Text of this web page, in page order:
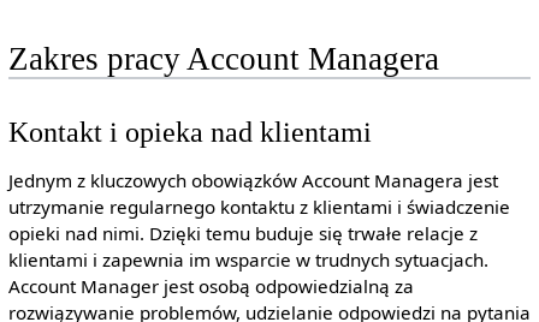
Zakres pracy Account Managera
Kontakt i opieka nad klientami
Jednym z kluczowych obowiązków Account Managera jest
utrzymanie regularnego kontaktu z klientami i świadczenie
opieki nad nimi. Dzięki temu buduje się trwałe relacje z
klientami i zapewnia im wsparcie w trudnych sytuacjach.
Account Manager jest osobą odpowiedzialną za
rozwiązywanie problemów, udzielanie odpowiedzi na pytania